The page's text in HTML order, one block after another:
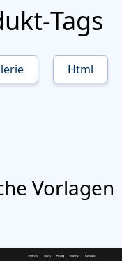
Tags
Html
Vorlagen